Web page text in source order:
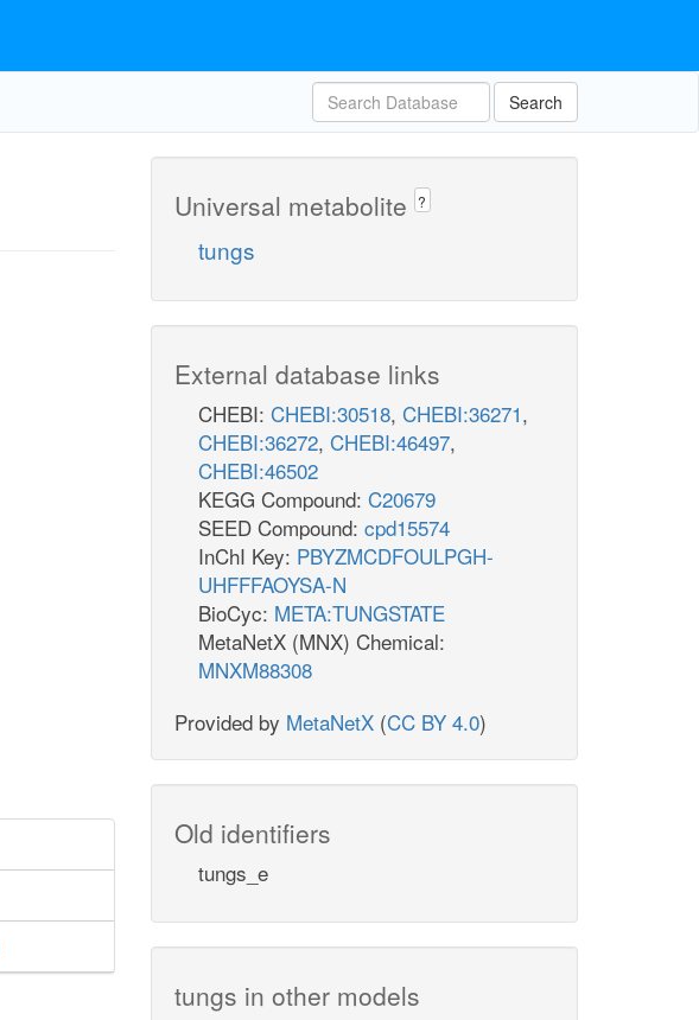
Search
Universal metabolite ?
tungs
External database links
CHEBI: CHEBI:30518, CHEBI:36271,
CHEBI:36272, CHEBI:46497,
CHEBI:46502
KEGG Compound: C20679
SEED Compound: cpd15574
InChI Key: PBYZMCDFOULPGH-
UHFFFAOYSA-N
BioCyc: META:TUNGSTATE
MetaNetX (MNX) Chemical:
MNXM88308
Provided by MetaNetX (CC BY 4.0)
Old identifiers
tungs_e
tungs in other models